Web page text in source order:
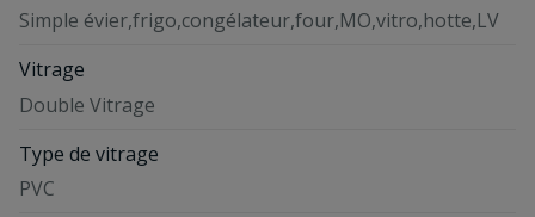
Simple évier,frigo,congélateur,four,MO,vitro,hotte,LV
Vitrage
Double Vitrage
Type de vitrage
PVC